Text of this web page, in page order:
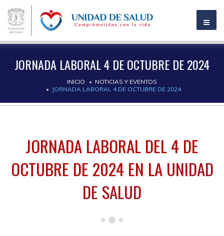
JORNADA LABORAL 4 DE OCTUBRE DE 2024
INICIO
NOTICIAS Y EVENTOS
JORNADA LABORAL 4 DE OCTUBRE DE 2024
JORNADA LABORAL DEL 4 DE
OCTUBRE DE 2024 EN LA UNIDAD
DE SALUD